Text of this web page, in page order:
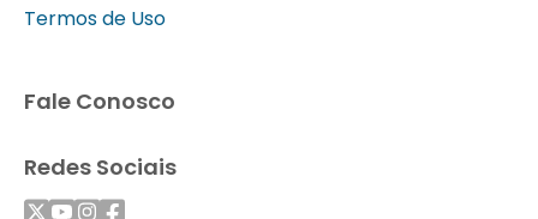
Termos de Uso
Fale Conosco
Redes Sociais